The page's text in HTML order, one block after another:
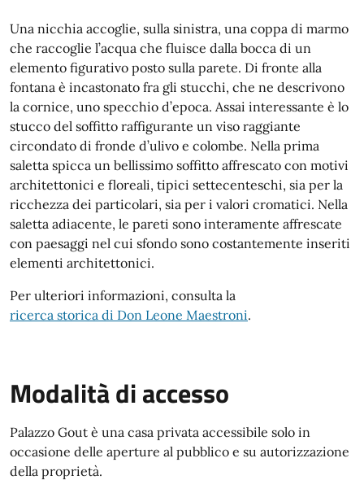
Una nicchia accoglie, sulla sinistra, una coppa di marmo
che raccoglie l’acqua che fluisce dalla bocca di un
elemento figurativo posto sulla parete. Di fronte alla
fontana è incastonato fra gli stucchi, che ne descrivono
la cornice, uno specchio d’epoca. Assai interessante è lo
stucco del soffitto raffigurante un viso raggiante
circondato di fronde d’ulivo e colombe. Nella prima
saletta spicca un bellissimo soffitto affrescato con motivi
architettonici e floreali, tipici settecenteschi, sia per la
ricchezza dei particolari, sia per i valori cromatici. Nella
saletta adiacente, le pareti sono interamente affrescate
con paesaggi nel cui sfondo sono costantemente inseriti
elementi architettonici.
Per ulteriori informazioni, consulta la
ricerca storica di Don Leone Maestroni.
Modalità di accesso
Palazzo Gout è una casa privata accessibile solo in
occasione delle aperture al pubblico e su autorizzazione
della proprietà.